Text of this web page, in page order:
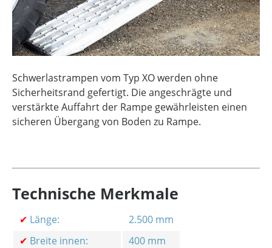
Schwerlastrampen vom Typ XO werden ohne
Sicherheitsrand gefertigt. Die angeschrägte und
verstärkte Auffahrt der Rampe gewährleisten einen
sicheren Übergang von Boden zu Rampe.
Technische Merkmale
✔ Länge:
2.500 mm
✔ Breite innen:
400 mm